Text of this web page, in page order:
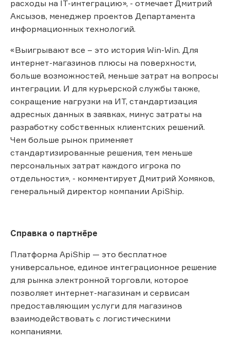
расходы на IT-интеграцию», - отмечает Дмитрий
Аксызов, менеджер проектов Департамента
информационных технологий.
«Выигрывают все – это история Win-Win. Для
интернет-магазинов плюсы на поверхности,
больше возможностей, меньше затрат на вопросы
интеграции. И для курьерской службы также,
сокращение нагрузки на ИТ, стандартизация
адресных данных в заявках, минус затраты на
разработку собственных клиентских решений.
Чем больше рынок применяет
стандартизированные решения, тем меньше
персональных затрат каждого игрока по
отдельности», - комментирует Дмитрий Хомяков,
генеральный директор компании ApiShip.
Справка о партнёре
Платформа ApiShip — это бесплатное
универсальное, единое интеграционное решение
для рынка электронной торговли, которое
позволяет интернет-магазинам и сервисам
предоставляющим услуги для магазинов
взаимодействовать с логистическими
компаниями.